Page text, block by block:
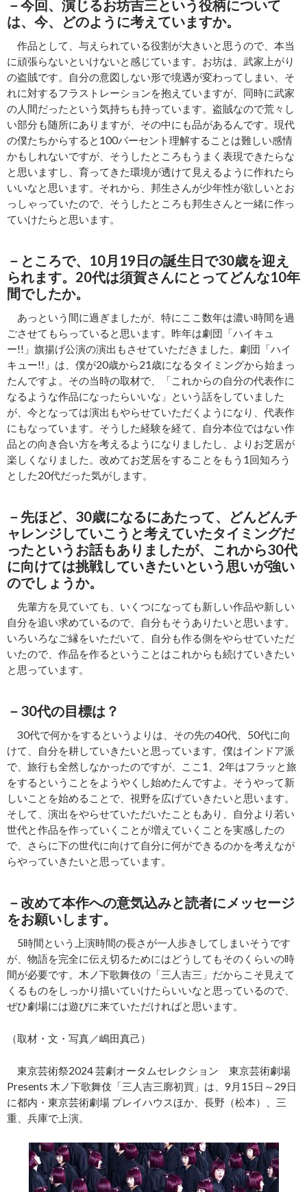
－今回、演じるお坊吉三という役柄について
は、今、どのように考えていますか。
作品として、与えられている役割が大きいと思うので、本当
に頑張らないといけないと感じています。お坊は、武家上がり
の盗賊です。自分の意図しない形で境遇が変わってしまい、そ
れに対するフラストレーションを抱えていますが、同時に武家
の人間だったという気持ちも持っています。盗賊なので荒々し
い部分も随所にありますが、その中にも品があるんです。現代
の僕たちからすると100パーセント理解することは難しい感情
かもしれないですが、そうしたところもうまく表現できたらな
と思いますし、育ってきた環境が透けて見えるように作れたら
いいなと思います。それから、邦生さんが少年性が欲しいとお
っしゃっていたので、そうしたところも邦生さんと一緒に作っ
ていけたらと思います。
－ところで、10月19日の誕生日で30歳を迎え
られます。20代は須賀さんにとってどんな10年
間でしたか。
あっという間に過ぎましたが、特にここ数年は濃い時間を過
ごさせてもらっていると思います。昨年は劇団「ハイキュ
ー!!」旗揚げ公演の演出もさせていただきました。劇団「ハイ
キュー!!」は、僕が20歳から21歳になるタイミングから始まっ
たんですよ。その当時の取材で、「これからの自分の代表作に
なるような作品になったらいいな」という話をしていました
が、今となっては演出もやらせていただくようになり、代表作
にもなっています。そうした経験を経て、自分本位ではない作
品との向き合い方を考えるようになりましたし、よりお芝居が
楽しくなりました。改めてお芝居をすることをもう1回知ろう
とした20代だった気がします。
－先ほど、30歳になるにあたって、どんどんチ
ャレンジしていこうと考えていたタイミングだ
ったというお話もありましたが、これから30代
に向けては挑戦していきたいという思いが強い
のでしょうか。
先輩方を見ていても、いくつになっても新しい作品や新しい
自分を追い求めているので、自分もそうありたいと思います。
いろいろなご縁をいただいて、自分も作る側をやらせていただ
いたので、作品を作るということはこれからも続けていきたい
と思っています。
－30代の目標は？
30代で何かをするというよりは、その先の40代、50代に向
けて、自分を耕していきたいと思っています。僕はインドア派
で、旅行も全然しなかったのですが、ここ1、2年はフラッと旅
をするということをようやくし始めたんですよ。そうやって新
しいことを始めることで、視野を広げていきたいと思います。
そして、演出をやらせていただいたこともあり、自分より若い
世代と作品を作っていくことが増えていくことを実感したの
で、さらに下の世代に向けて自分に何ができるのかを考えなが
らやっていきたいと思っています。
－改めて本作への意気込みと読者にメッセージ
をお願いします。
5時間という上演時間の長さが一人歩きしてしまいそうです
が、物語を完全に伝え切るためにはどうしてもそのくらいの時
間が必要です。木ノ下歌舞伎の「三人吉三」だからこそ見えて
くるものをしっかり描いていけたらいいなと思っているので、
ぜひ劇場には遊びに来ていただければと思います。
（取材・文・写真／嶋田真己）
東京芸術祭2024 芸劇オータムセレクション 東京芸術劇場
Presents 木ノ下歌舞伎「三人吉三廓初買」は、9月15日～29日
に都内・東京芸術劇場 プレイハウスほか、長野（松本）、三
重、兵庫で上演。